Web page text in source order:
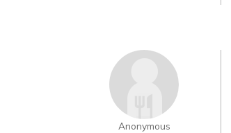
Anonymous